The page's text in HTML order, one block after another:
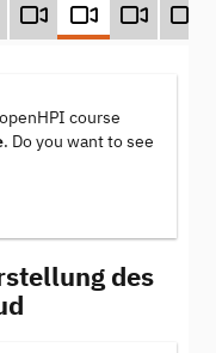
course
. Do you want to see
des